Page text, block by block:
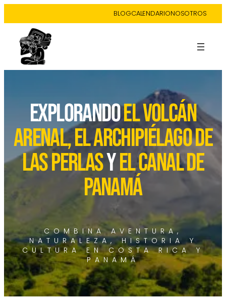
BLOGCALENDARIONOSOTROS
EXPLORANDOEL VOLCÁN
ARENAL, EL ARCHIPIÉLAGO DE
LAS PERLASYEL CANAL DE
PANAMÁ
COMBINA AVENTURA,
NATURALEZA, HISTORIA Y
CULTURA EN COSTA RICA Y
PANAMÁ